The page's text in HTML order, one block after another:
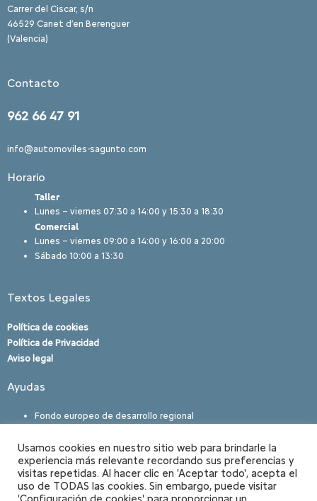
Carrer del Ciscar, s/n
46529 Canet d’en Berenguer
(Valencia)
Contacto
962 66 47 91
info@automoviles-sagunto.com
Horario
Taller
Lunes – viernes 07:30 a 14:00 y 15:30 a 18:30
Comercial
Lunes – viernes 09:00 a 14:00 y 16:00 a 20:00
Sábado 10:00 a 13:30
Textos Legales
Política de cookies
Política de Privacidad
Aviso legal
Ayudas
Fondo europeo de desarrollo regional
© 2022 – Automóviles Sagunto S.A. © Todos los derechos
reservados.
Usamos cookies en nuestro sitio web para brindarle la
experiencia más relevante recordando sus preferencias y
visitas repetidas. Al hacer clic en 'Aceptar todo', acepta el
uso de TODAS las cookies. Sin embargo, puede visitar